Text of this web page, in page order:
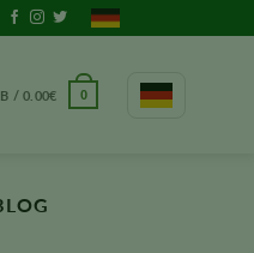
/0.00€ 0